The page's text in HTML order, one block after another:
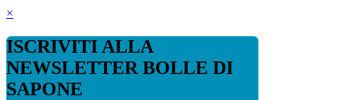
×
ISCRIVITI ALLA
NEWSLETTER BOLLE DI
SAPONE